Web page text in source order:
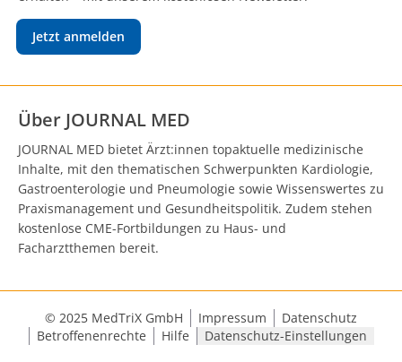
Jetzt anmelden
Über JOURNAL MED
JOURNAL MED bietet Ärzt:innen topaktuelle medizinische
Inhalte, mit den thematischen Schwerpunkten Kardiologie,
Gastroenterologie und Pneumologie sowie Wissenswertes zu
Praxismanagement und Gesundheitspolitik. Zudem stehen
kostenlose CME-Fortbildungen zu Haus- und
Facharztthemen bereit.
© 2025 MedTriX GmbH Impressum
Datenschutz
Betroffenenrechte
Hilfe Datenschutz-Einstellungen